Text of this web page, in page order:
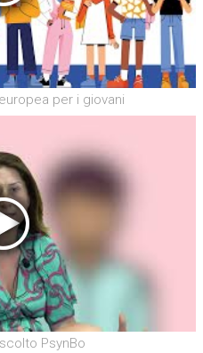
per i giovani
PsynBo